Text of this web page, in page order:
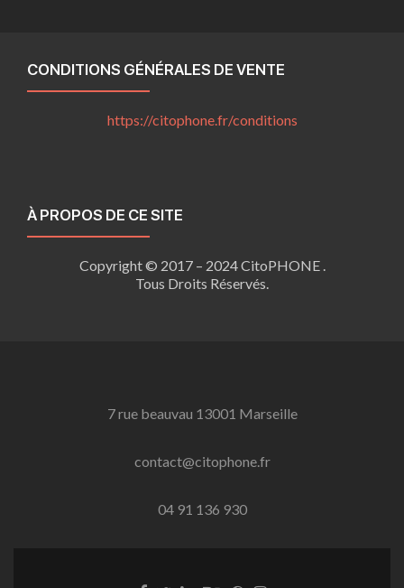
CONDITIONS GÉNÉRALES DE VENTE
https://citophone.fr/conditions
À PROPOS DE CE SITE
Copyright © 2017 – 2024 CitoPHONE .
Tous Droits Réservés.
7 rue beauvau 13001 Marseille
contact@citophone.fr
04 91 136 930